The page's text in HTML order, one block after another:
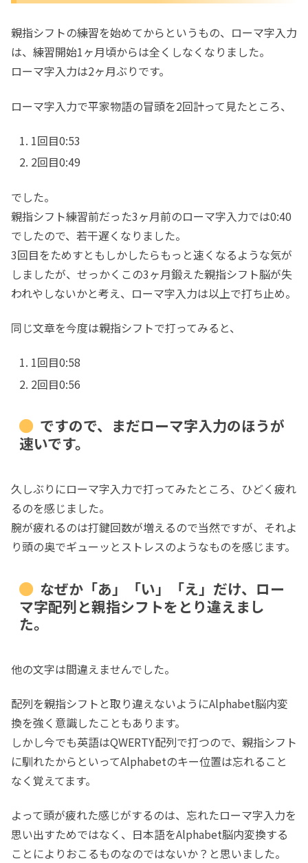
親指シフトの練習を始めてからというもの、ローマ字入力
は、練習開始1ヶ月頃からは全くしなくなりました。
ローマ字入力は2ヶ月ぶりです。
ローマ字入力で平家物語の冒頭を2回計って見たところ、
1回目0:53
2回目0:49
でした。
親指シフト練習前だった3ヶ月前のローマ字入力では0:40
でしたので、若干遅くなりました。
3回目をためすともしかしたらもっと速くなるような気が
しましたが、せっかくこの3ヶ月鍛えた親指シフト脳が失
われやしないかと考え、ローマ字入力は以上で打ち止め。
同じ文章を今度は親指シフトで打ってみると、
1回目0:58
2回目0:56
ですので、まだローマ字入力のほうが
速いです。
久しぶりにローマ字入力で打ってみたところ、ひどく疲れ
るのを感じました。
腕が疲れるのは打鍵回数が増えるので当然ですが、それよ
り頭の奥でギューッとストレスのようなものを感じます。
なぜか「あ」「い」「え」だけ、ロー
マ字配列と親指シフトをとり違えまし
た。
他の文字は間違えませんでした。
配列を親指シフトと取り違えないようにAlphabet脳内変
換を強く意識したこともあります。
しかし今でも英語はQWERTY配列で打つので、親指シフト
に馴れたからといってAlphabetのキー位置は忘れること
なく覚えてます。
よって頭が疲れた感じがするのは、忘れたローマ字入力を
思い出すためではなく、日本語をAlphabet脳内変換する
ことによりおこるものなのではないか？と思いました。